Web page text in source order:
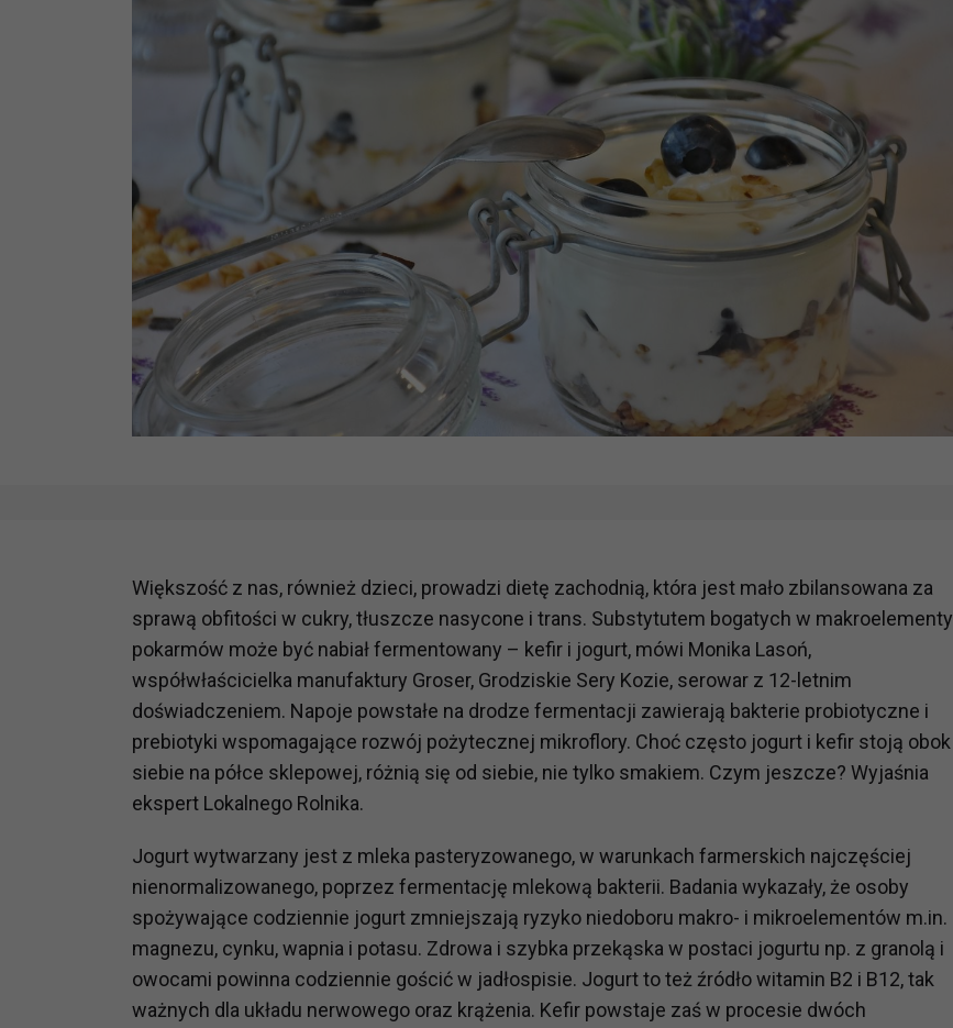
Większość z nas, również dzieci, prowadzi dietę zachodnią, która jest mało zbilansowana za
sprawą obfitości w cukry, tłuszcze nasycone i trans. Substytutem bogatych w makroelementy
pokarmów może być nabiał fermentowany – kefir i jogurt, mówi Monika Lasoń,
współwłaścicielka manufaktury Groser, Grodziskie Sery Kozie, serowar z 12-letnim
doświadczeniem. Napoje powstałe na drodze fermentacji zawierają bakterie probiotyczne i
prebiotyki wspomagające rozwój pożytecznej mikroflory. Choć często jogurt i kefir stoją obok
siebie na półce sklepowej, różnią się od siebie, nie tylko smakiem. Czym jeszcze? Wyjaśnia
ekspert Lokalnego Rolnika.
Jogurt wytwarzany jest z mleka pasteryzowanego, w warunkach farmerskich najczęściej
nienormalizowanego, poprzez fermentację mlekową bakterii. Badania wykazały, że osoby
spożywające codziennie jogurt zmniejszają ryzyko niedoboru makro- i mikroelementów m.in.
magnezu, cynku, wapnia i potasu. Zdrowa i szybka przekąska w postaci jogurtu np. z granolą i
owocami powinna codziennie gościć w jadłospisie. Jogurt to też źródło witamin B2 i B12, tak
ważnych dla układu nerwowego oraz krążenia. Kefir powstaje zaś w procesie dwóch